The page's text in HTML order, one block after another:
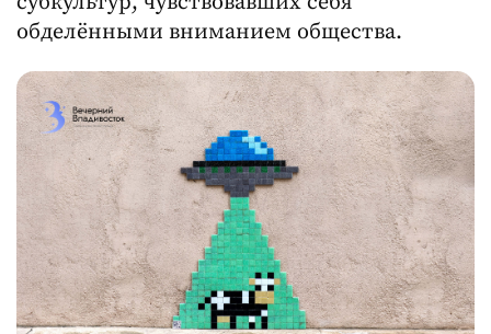
обделёнными вниманием общества.